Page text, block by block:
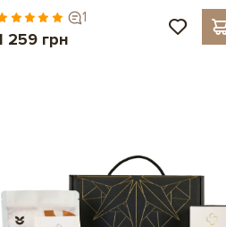
1
259 грн